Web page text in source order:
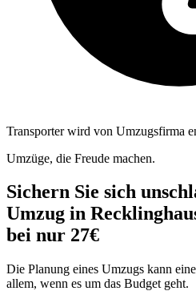
Transporter wird von Umzugsfirma
Umzüge, die Freude machen.
Sichern Sie sich
Umzug in
bei nur 27€
Die Planung eines Umzugs kann
allem, wenn es um das Budget geht.